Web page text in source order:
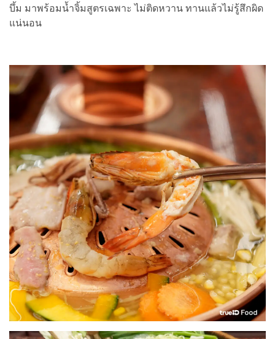
บึ้ม มาพร้อมน้ำจิ้มสูตรเฉพาะ ไม่ติดหวาน ทานแล้วไม่รู้สึกผิด
แน่นอน